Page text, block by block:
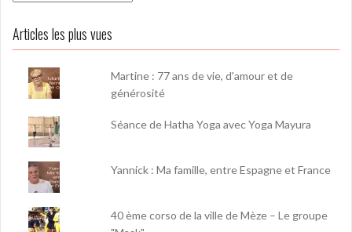
Articles les plus vues
Martine : 77 ans de vie, d'amour et de
générosité
Séance de Hatha Yoga avec Yoga Mayura
Yannick : Ma famille, entre Espagne et France
40 ème corso de la ville de Mèze – Le groupe